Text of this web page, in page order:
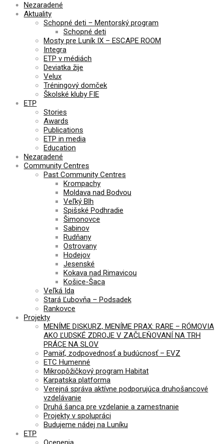
Nezaradené
Aktuality
Schopné deti – Mentorský program
Schopné deti
Mosty pre Luník IX – ESCAPE ROOM
Integra
ETP v médiách
Deviatka žije
Velux
Tréningový domček
Školské kluby FIE
ETP
Stories
Awards
Publications
ETP in media
Education
Nezaradené
Community Centres
Past Community Centres
Krompachy
Moldava nad Bodvou
Veľký Blh
Spišské Podhradie
Šimonovce
Sabinov
Rudňany
Ostrovany
Hodejov
Jesenské
Kokava nad Rimavicou
Košice-Šaca
Veľká Ida
Stará Ľubovňa – Podsadek
Rankovce
Projekty
MENÍME DISKURZ, MENÍME PRAX: RARE – RÓMOVIA
AKO ĽUDSKÉ ZDROJE V ZAČLEŇOVANÍ NA TRH
PRÁCE NA SLOV
Pamäť, zodpovednosť a budúcnosť – EVZ
ETC Humenné
Mikropôžičkový program Habitat
Karpatska platforma
Verejná správa aktívne podporujúca druhošancové
vzdelávanie
Druhá šanca pre vzdelanie a zamestnanie
Projekty v spolupráci
Budujeme nádej na Luníku
ETP